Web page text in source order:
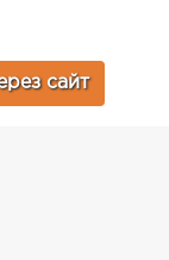
сайт